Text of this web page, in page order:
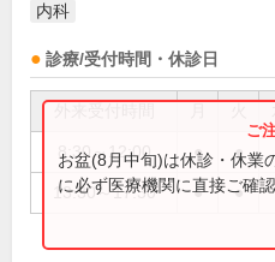
内科
診療/受付時間・休診日
8:30～12:00 ● ●
13:30～17:30 ● ●
お盆(8月中旬)は休診・休業
に必ず医療機関に直接ご確認